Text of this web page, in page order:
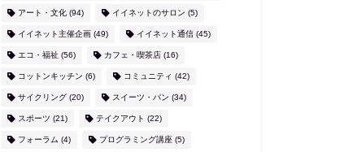
アート・文化(94) イイネットのサロン (5)
イイネット主催企画 (49) イイネット通信(45)
エコ・福祉(56) カフェ・喫茶店 (16)
コットンキッチン (6) コミュニティ (42)
サイクリング(20) スイーツ・パン (34)
スポーツ (21) テイクアウト (22)
フォーラム (4) プログラミング講座 (5)